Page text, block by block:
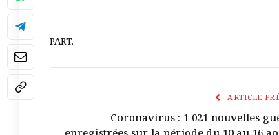
PART.
ARTICLE
Coronavirus : 1 021 nouvelles
enregistrées sur la période du 10 au 16